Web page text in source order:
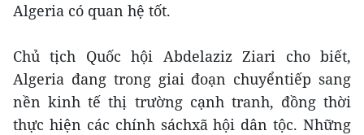
Algeria có quan hệ tốt.
Chủ tịch Quốc hội Abdelaziz Ziari cho biết,
Algeria đang trong giai đoạn chuyểntiếp sang
nền kinh tế thị trường cạnh tranh, đồng thời
thực hiện các chính sáchxã hội dân tộc. Những